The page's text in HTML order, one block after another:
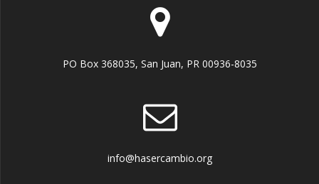
PO Box 368035, San Juan, PR 00936-8035
info@hasercambio.org